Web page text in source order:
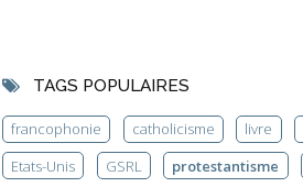
TAGS POPULAIRES
francophonie catholicisme livre
Etats-Unis
GSRL protestantisme